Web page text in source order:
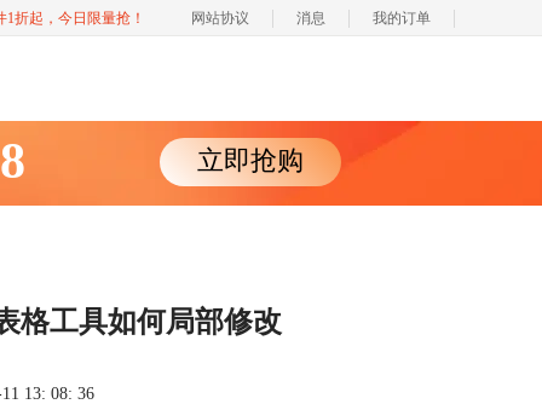
折起，今日限量抢！ 网站协议 消息 我的订单
立即抢购
格工具如何局部修改
13: 08: 36